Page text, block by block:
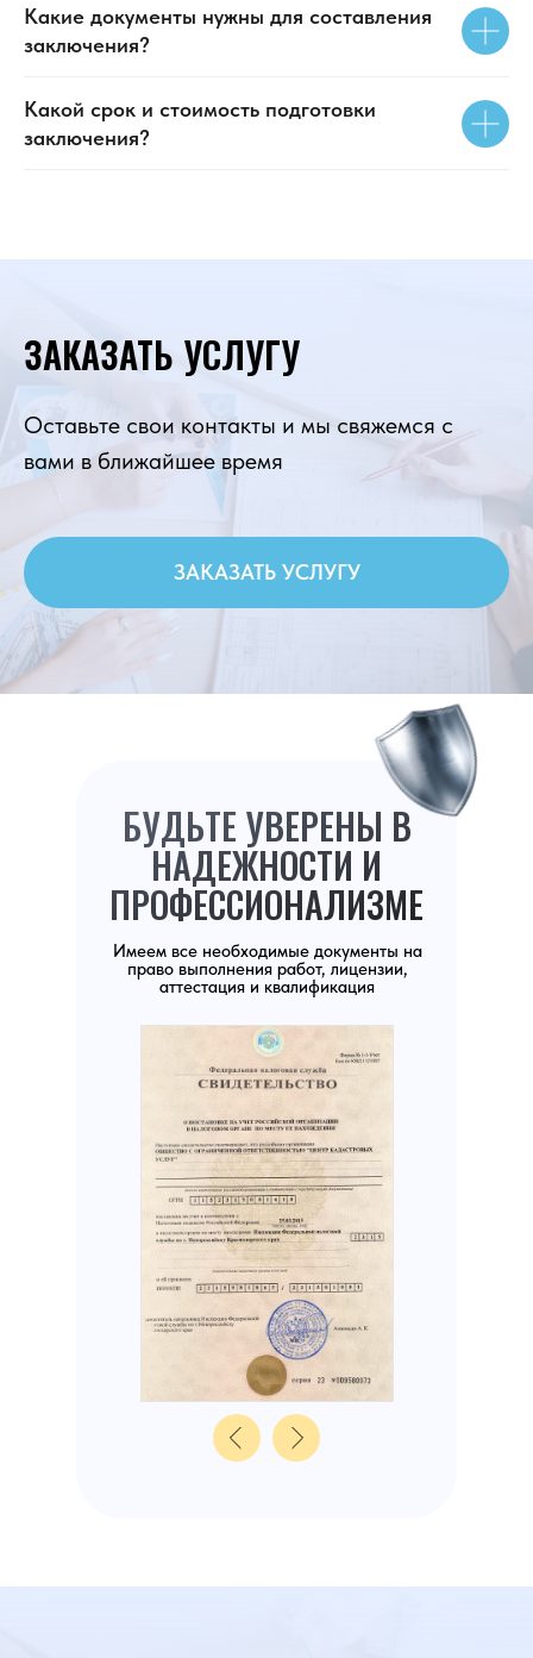
Какие документы нужны для составления
заключения?
Какой срок и стоимость подготовки
заключения?
ЗАКАЗАТЬ УСЛУГУ
Оставьте свои контакты и мы свяжемся с
вами в ближайшее время
ЗАКАЗАТЬ УСЛУГУ
БУДЬТЕ УВЕРЕНЫ В
НАДЕЖНОСТИ И
ПРОФЕССИОНАЛИЗМЕ
Имеем все необходимые документы на
право выполнения работ, лицензии,
аттестация и квалификация